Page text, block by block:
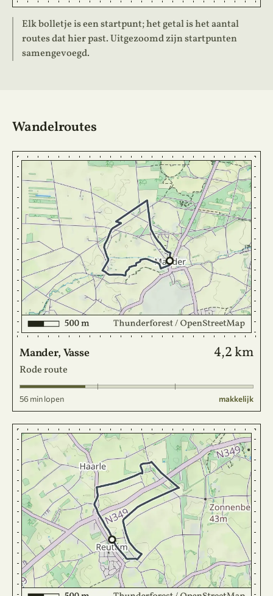
Elk bolletje is een startpunt; het getal is het aantal
routes dat hier past. Uitgezoomd zijn startpunten
samengevoegd.
Wandelroutes
Mander, Vasse 4,2 km
Rode route
56 min lopen makkelijk